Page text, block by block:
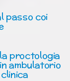
passo coi
proctologia
ambulatorio